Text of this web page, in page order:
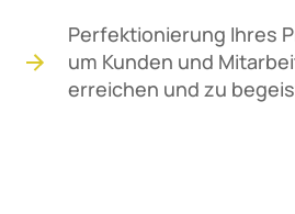
Perfektionierung Ihres
um Kunden und
erreichen und zu